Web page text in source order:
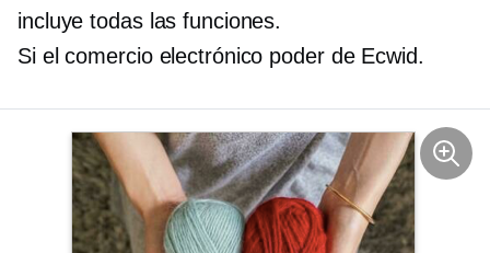
incluye todas las funciones.
Si el comercio electrónico poder de Ecwid.